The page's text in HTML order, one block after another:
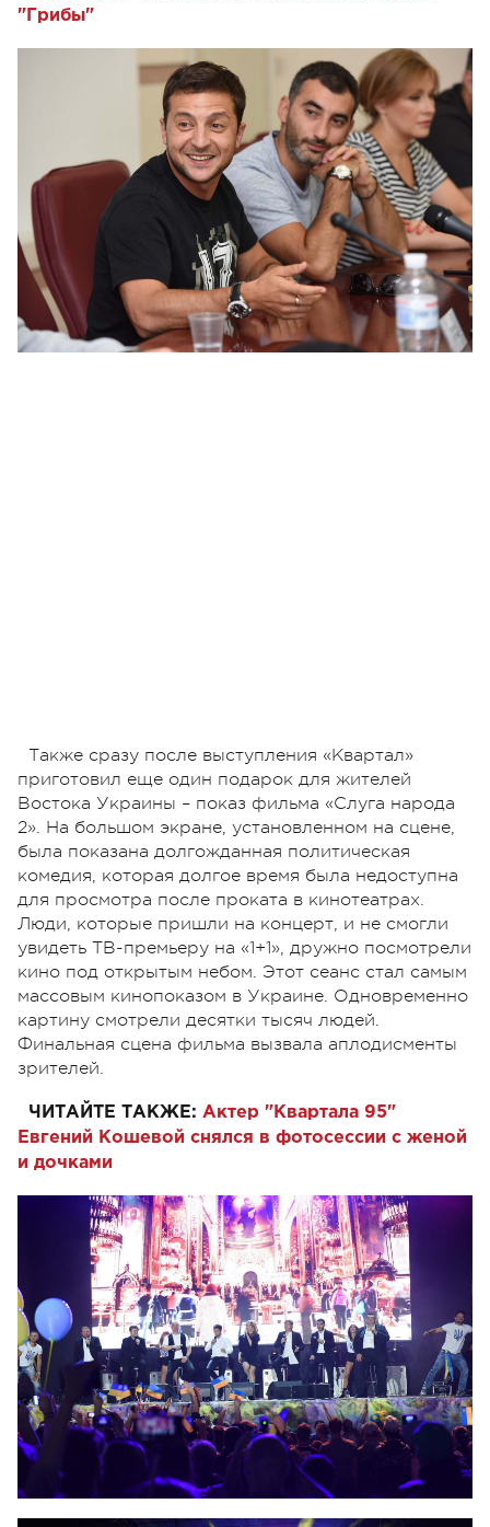
"Грибы"
Также сразу после выступления «Квартал»
приготовил еще один подарок для жителей
Востока Украины – показ фильма «Слуга народа
2». На большом экране, установленном на сцене,
была показана долгожданная политическая
комедия, которая долгое время была недоступна
для просмотра после проката в кинотеатрах.
Люди, которые пришли на концерт, и не смогли
увидеть ТВ-премьеру на «1+1», дружно посмотрели
кино под открытым небом. Этот сеанс стал самым
массовым кинопоказом в Украине. Одновременно
картину смотрели десятки тысяч людей.
Финальная сцена фильма вызвала аплодисменты
зрителей.
ЧИТАЙТЕ ТАКЖЕ: Актер "Квартала 95"
Евгений Кошевой снялся в фотосессии с женой
и дочками